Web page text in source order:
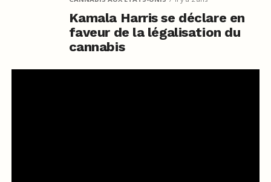
Kamala Harris se déclare en
faveur de la légalisation du
cannabis